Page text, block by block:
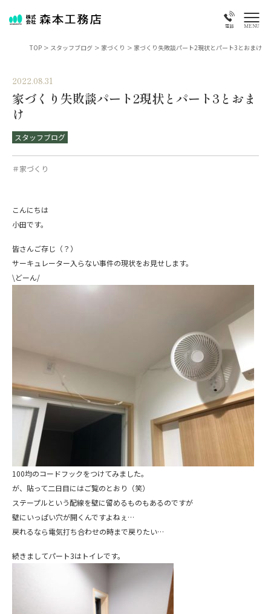
電話 MENU
TOP > スタッフブログ > 家づくり > 家づくり失敗談パート2現状とパート3とおまけ
2022.08.31
家づくり失敗談パート2現状とパート3とおま
け
スタッフブログ
＃家づくり
こんにちは
小田です。
皆さんご存じ（？）
サーキュレーター入らない事件の現状をお見せします。
\どーん/
100均のコードフックをつけてみました。
が、貼って二日目にはご覧のとおり（笑）
ステープルという配線を壁に留めるものもあるのですが
壁にいっぱい穴が開くんですよねぇ…
戻れるなら電気打ち合わせの時まで戻りたい…
続きましてパート3はトイレです。